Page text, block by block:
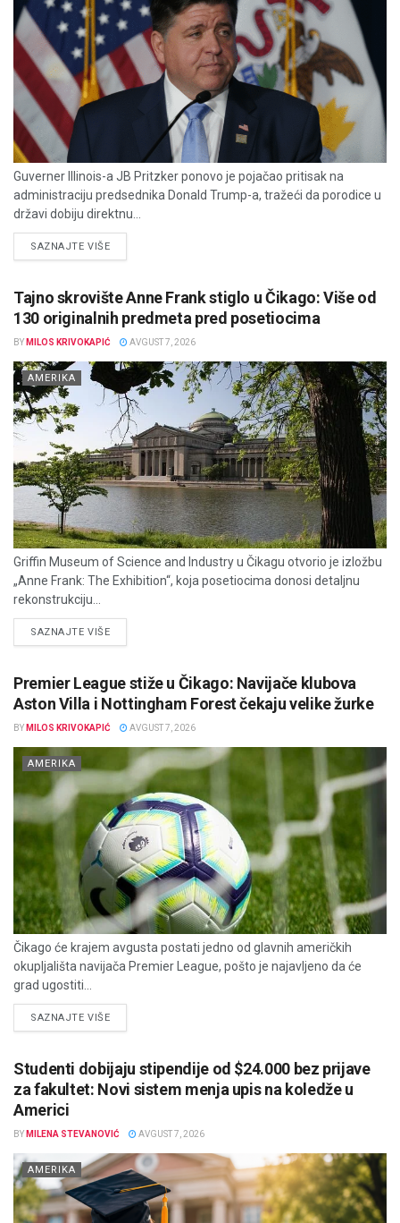
Guverner Illinois-a JB Pritzker ponovo je pojačao pritisak na
administraciju predsednika Donald Trump-a, tražeći da porodice u
državi dobiju direktnu...
SAZNAJTE VIŠEDETAILS
Tajno skrovište Anne Frank stiglo u Čikago: Više od
130 originalnih predmeta pred posetiocima
BY MILOS KRIVOKAPIĆ AVGUST 7, 2026
AMERIKA
Griffin Museum of Science and Industry u Čikagu otvorio je izložbu
„Anne Frank: The Exhibition“, koja posetiocima donosi detaljnu
rekonstrukciju...
SAZNAJTE VIŠEDETAILS
Premier League stiže u Čikago: Navijače klubova
Aston Villa i Nottingham Forest čekaju velike žurke
BY MILOS KRIVOKAPIĆ AVGUST 7, 2026
AMERIKA
Čikago će krajem avgusta postati jedno od glavnih američkih
okupljališta navijača Premier League, pošto je najavljeno da će
grad ugostiti...
SAZNAJTE VIŠEDETAILS
Studenti dobijaju stipendije od $24.000 bez prijave
za fakultet: Novi sistem menja upis na koledže u
Americi
BY MILENA STEVANOVIĆ AVGUST 7, 2026
AMERIKA